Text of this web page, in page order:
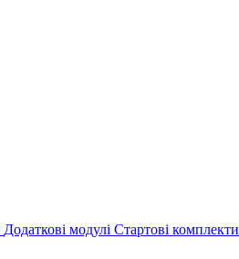
Додаткові модулі Стартові комплекти